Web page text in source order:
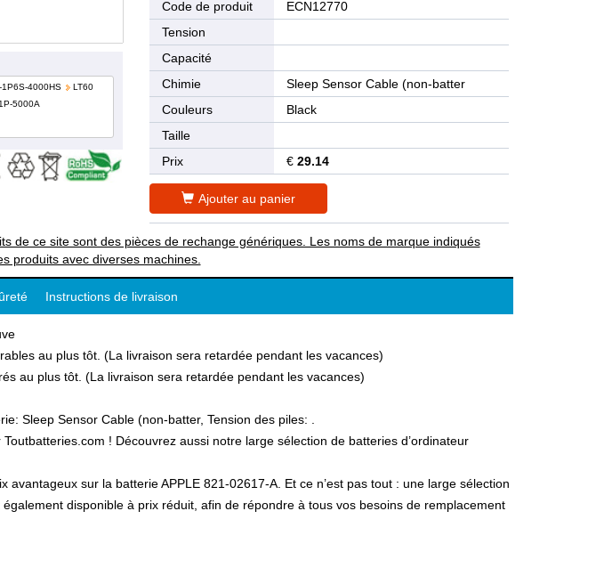
1P6S-4000HS
LT60
5000A
Code de produit
ECN12770
Tension
Capacité
Chimie
Sleep Sensor Cable (non-batter
Couleurs
Black
Taille
Prix
€29.14
Ajouter au panier
de ce site sont des pièces de rechange génériques. Les noms de marque indiqués
produits avec diverses machines.
Instructions de livraison
au plus tôt. (La livraison sera retardée pendant les vacances)
au plus tôt. (La livraison sera retardée pendant les vacances)
Sleep Sensor Cable (non-batter, Tension des piles: .
! Découvrez aussi notre large sélection de batteries d’ordinateur
avantageux sur la batterie APPLE 821-02617-A. Et ce n’est pas tout : une large sélection
disponible à prix réduit, afin de répondre à tous vos besoins de remplacement